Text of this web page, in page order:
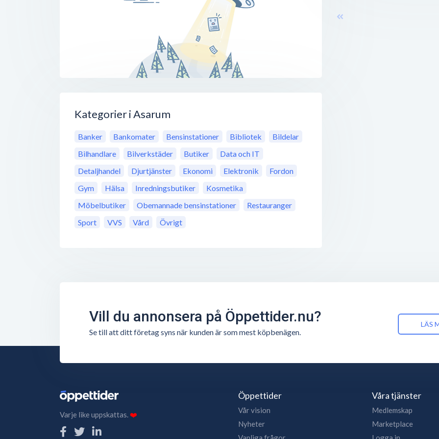
Kategorier i Asarum
Banker Bankomater Bensinstationer Bibliotek
Bildelar
Bilhandlare
Bilverkstäder Butiker
Data och IT
Detaljhandel
Djurtjänster Ekonomi Elektronik
Fordon
Gym
Hälsa Inredningsbutiker
Kosmetika
Möbelbutiker
Obemannade bensinstationer
Restauranger
Sport
VVS Vård Övrigt
Vill du annonsera på Öppettider.nu?
Se till att ditt företag syns när kunden är som mest köpbenägen.
LÄS
Varje like uppskattas.❤️
Öppettider
Vår vision
Nyheter
Våra tjänster
Medlemskap
Marketplace